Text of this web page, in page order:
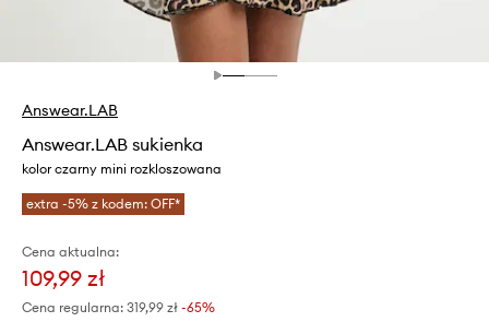
Answear.LAB
Answear.LAB sukienka
kolor czarny mini rozkloszowana
extra -5% z kodem: OFF*
Cena aktualna:
109,99 zł
Cena regularna: 319,99 zł -65%